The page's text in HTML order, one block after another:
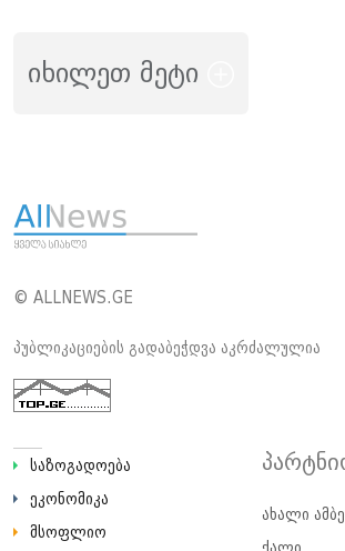
იხილეთ მეტი
© ALLNEWS.GE
პუბლიკაციების გადაბეჭდვა აკრძალულია
საზოგადოება
ეკონომიკა
მსოფლიო
ახალი